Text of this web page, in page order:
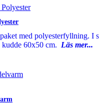
med polyesterfyllning. I
60x50 cm. Läs mer...